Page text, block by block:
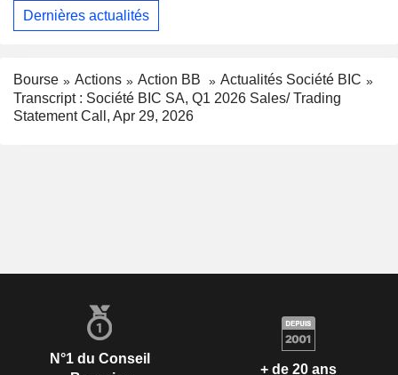
Dernières actualités
Bourse Actions Action BB
Actualités Société BIC
Transcript : Société BIC SA, Q1 2026 Sales/ Trading
Statement Call, Apr 29, 2026
N°1 du Conseil
+ de 20 ans